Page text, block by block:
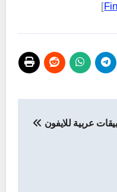
]
عربية للايفون